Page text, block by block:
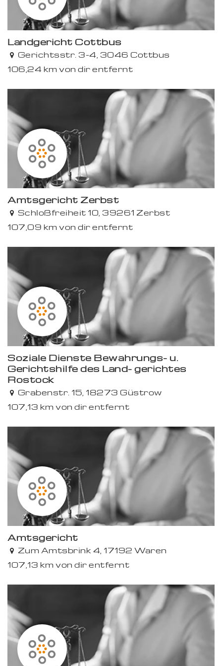
Landgericht Cottbus
Gerichtsstr. 3-4, 3046 Cottbus
106,24 km von dir entfernt
Amtsgericht Zerbst
Schloßfreiheit 10, 39261 Zerbst
107,09 km von dir entfernt
Soziale Dienste Bewährungs- u.
Gerichtshilfe des Land- gerichtes
Rostock
Grabenstr. 15, 18273 Güstrow
107,13 km von dir entfernt
Amtsgericht
Zum Amtsbrink 4, 17192 Waren
107,13 km von dir entfernt